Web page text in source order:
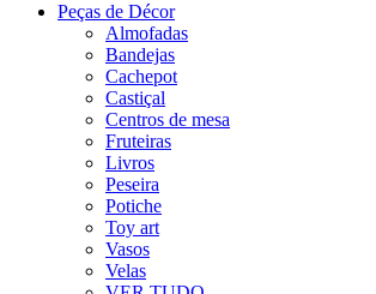
Peças de Décor
Almofadas
Bandejas
Cachepot
Castiçal
Centros de mesa
Fruteiras
Livros
Peseira
Potiche
Toy art
Vasos
Velas